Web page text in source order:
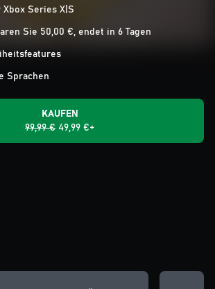
Series X|S
Sie 50,00 €, endet in 6 Tagen
Sprachen
KAUFEN
99,99 € 49,99 €+